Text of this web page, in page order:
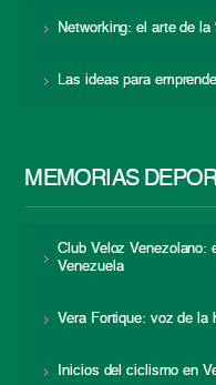
Networking: el arte de la
Las ideas para
MEMORIAS
Club Veloz
Venezuela
Vera Fortique: voz de la
Inicios del ciclismo en